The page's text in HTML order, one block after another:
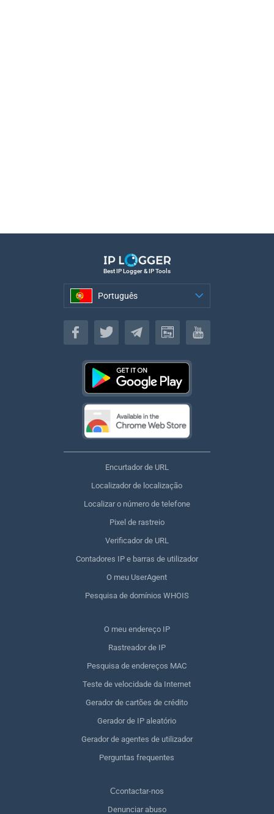
Best IP Logger & IP Tools
Português
Português
Encurtador de URL
Localizador de localização
Localizar o número de telefone
Pixel de rastreio
Verificador de URL
Contadores IP e barras de utilizador
O meu UserAgent
Pesquisa de domínios WHOIS
O meu endereço IP
Rastreador de IP
Pesquisa de endereços MAC
Teste de velocidade da Internet
Gerador de cartões de crédito
Gerador de IP aleatório
Gerador de agentes de utilizador
Perguntas frequentes
Сcontactar-nos
Denunciar abuso